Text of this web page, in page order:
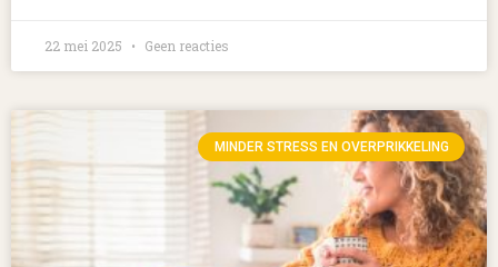
22 mei 2025 Geen reacties
MINDER STRESS EN OVERPRIKKELING